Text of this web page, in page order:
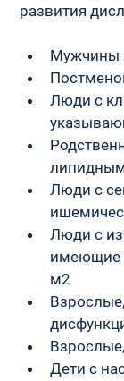
развития
Мужчины
Люди с
Люди с
Люди с
имеющие
м2
Дети с